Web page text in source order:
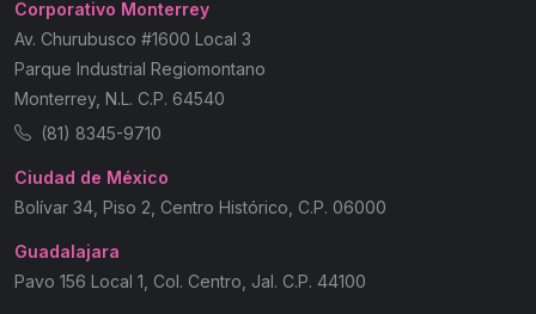
Corporativo Monterrey
Av. Churubusco #1600 Local 3
Parque Industrial Regiomontano
Monterrey, N.L. C.P. 64540
(81) 8345-9710
Ciudad de México
Bolívar 34, Piso 2, Centro Histórico, C.P. 06000
Guadalajara
Pavo 156 Local 1, Col. Centro, Jal. C.P. 44100